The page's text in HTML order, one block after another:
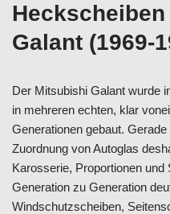
Galant (1969-
Der Mitsubishi Galant wurde
in mehreren echten, klar
Generationen gebaut.
Zuordnung von Autoglas
Karosserie, Proportionen
Generation zu Generation
Windschutzscheiben,